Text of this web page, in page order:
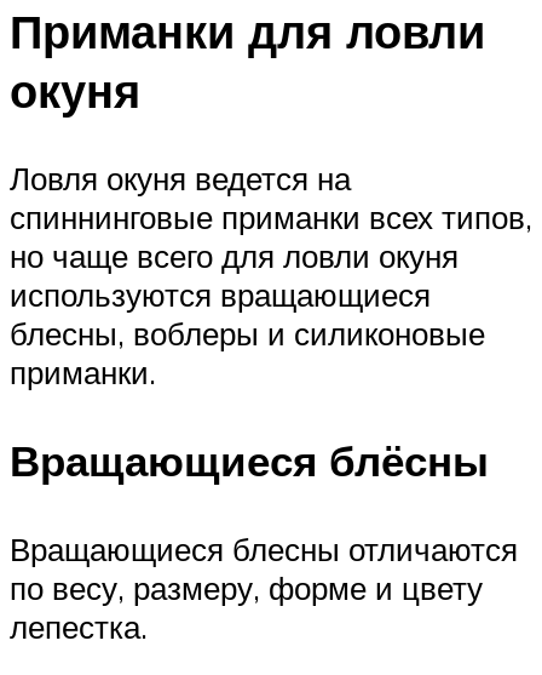
Приманки для ловли
окуня
Ловля окуня ведется на
спиннинговые приманки всех типов,
но чаще всего для ловли окуня
используются вращающиеся
блесны, воблеры и силиконовые
приманки.
Вращающиеся блёсны
Вращающиеся блесны отличаются
по весу, размеру, форме и цвету
лепестка.